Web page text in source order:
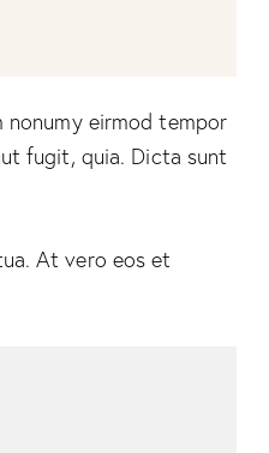
eirmod tempor
fugit, quia. Dicta sunt
At vero eos et